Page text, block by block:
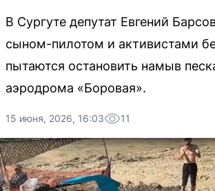
В Сургуте депутат Евгений
сыном-пилотом и активистами
пытаются остановить намыв
аэродрома «Боровая».
15 июня, 2026, 16:03 11